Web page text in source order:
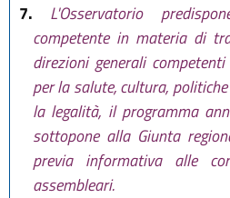
7.
L'Osservatorio
competente in materia di
direzioni generali
per la salute, cultura,
la legalità, il programma
sottopone alla Giunta
previa informativa alle
assembleari.